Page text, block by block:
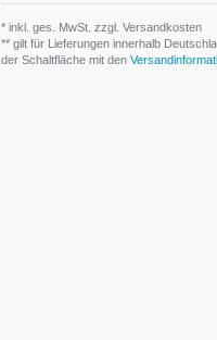
* inkl. ges. MwSt. zzgl. Versandkosten
** gilt für Lieferungen innerhalb
der Schaltfläche mit den